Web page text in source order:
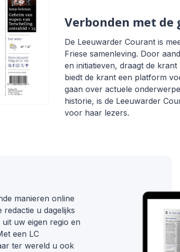
Verbonden met de
De Leeuwarder Courant is
Friese samenleving. Door
en initiatieven, draagt de
biedt de krant een platform
gaan over actuele
historie, is de Leeuwarder
voor haar lezers.
manieren online
u dagelijks
uw eigen regio en
een LC
ter wereld u ook